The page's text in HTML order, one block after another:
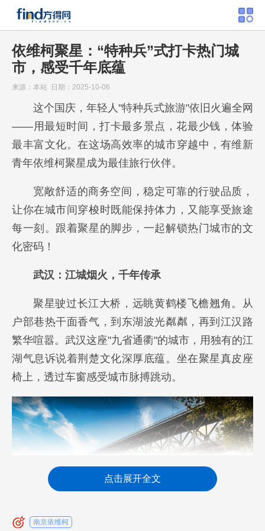
依维柯聚星：“特种兵”式打卡热门城
市，感受千年底蕴
来源：本站 日期：2025-10-06
这个国庆，年轻人"特种兵式旅游"依旧火遍全网
——用最短时间，打卡最多景点，花最少钱，体验
最丰富文化。在这场高效率的城市穿越中，有维新
青年依维柯聚星成为最佳旅行伙伴。
宽敞舒适的商务空间，稳定可靠的行驶品质，
让你在城市间穿梭时既能保持体力，又能享受旅途
每一刻。跟着聚星的脚步，一起解锁热门城市的文
化密码！
武汉：江城烟火，千年传承
聚星驶过长江大桥，远眺黄鹤楼飞檐翘角。从
户部巷热干面香气，到东湖波光粼粼，再到江汉路
繁华喧嚣。武汉这座"九省通衢"的城市，用独有的江
湖气息诉说着荆楚文化深厚底蕴。坐在聚星真皮座
椅上，透过车窗感受城市脉搏跳动。
点击展开全文
南京依维柯